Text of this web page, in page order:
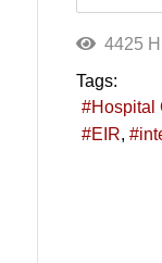
4425
Tags:
Hospital
EIR